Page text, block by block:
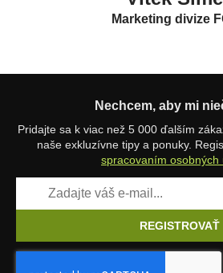
Marketing divize
Nechcem, aby mi
Pridajte sa k viac než 5 000 ďalším
naše exkluzívne tipy a ponuky.
spracovaním osobných
REGISTROVAŤ